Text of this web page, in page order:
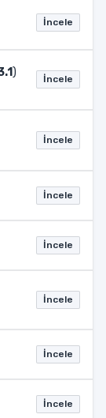
İncele
) İncele
İncele
İncele
İncele
İncele
İncele
İncele